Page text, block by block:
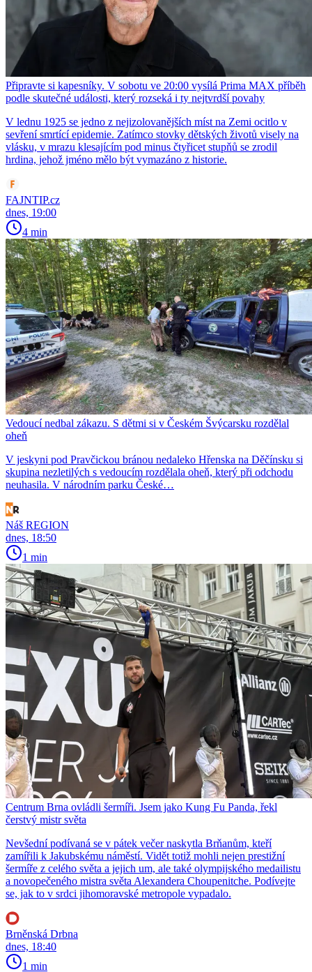
Připravte si kapesníky. V sobotu ve 20:00 vysílá Prima MAX příběh
podle skutečné události, který rozseká i ty nejtvrdší povahy
V lednu 1925 se jedno z nejizolovanějších míst na Zemi ocitlo v
sevření smrtící epidemie. Zatímco stovky dětských životů visely na
vlásku, v mrazu klesajícím pod minus čtyřicet stupňů se zrodil
hrdina, jehož jméno mělo být vymazáno z historie.
FAJNTIP.cz
dnes, 19:00
4 min
Vedoucí nedbal zákazu. S dětmi si v Českém Švýcarsku rozdělal
oheň
V jeskyni pod Pravčickou bránou nedaleko Hřenska na Děčínsku si
skupina nezletilých s vedoucím rozdělala oheň, který při odchodu
neuhasila. V národním parku České…
Náš REGION
dnes, 18:50
1 min
Centrum Brna ovládli šermíři. Jsem jako Kung Fu Panda, řekl
čerstvý mistr světa
Nevšední podívaná se v pátek večer naskytla Brňanům, kteří
zamířili k Jakubskému náměstí. Vidět totiž mohli nejen prestižní
šermíře z celého světa a jejich um, ale také olympijského medailistu
a novopečeného mistra světa Alexandera Choupenitche. Podívejte
se, jak to v srdci jihomoravské metropole vypadalo.
Brněnská Drbna
dnes, 18:40
1 min